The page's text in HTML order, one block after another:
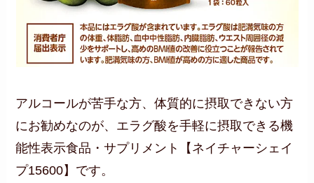
アルコールが苦手な方、体質的に摂取できない方
にお勧めなのが、エラグ酸を手軽に摂取できる機
能性表示食品・サプリメント【ネイチャーシェイ
プ15600】です。